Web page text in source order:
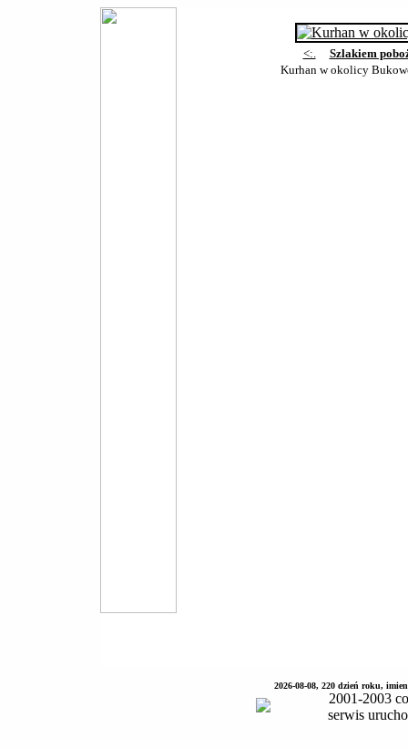
<:.
Szlakiem
Kurhan w okolicy
2026-08-08, 220 dzień roku,
2001-2003
serwis